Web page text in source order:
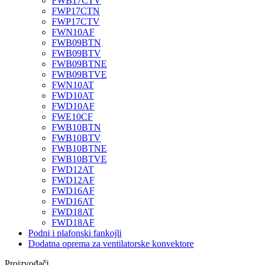
FWP17CTN
FWP17CTV
FWN10AF
FWB09BTN
FWB09BTV
FWB09BTNE
FWB09BTVE
FWN10AT
FWD10AT
FWD10AF
FWE10CF
FWB10BTN
FWB10BTV
FWB10BTNE
FWB10BTVE
FWD12AT
FWD12AF
FWD16AF
FWD16AT
FWD18AT
FWD18AF
Podni i plafonski fankojli
Dodatna oprema za ventilatorske konvektore